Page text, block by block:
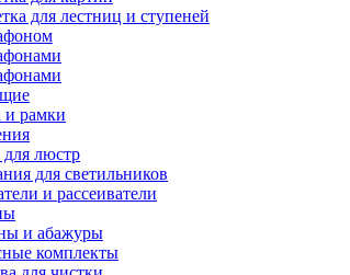
для лестниц и ступеней
и рамки
люстр
для светильников
и рассеиватели
и абажуры
комплекты